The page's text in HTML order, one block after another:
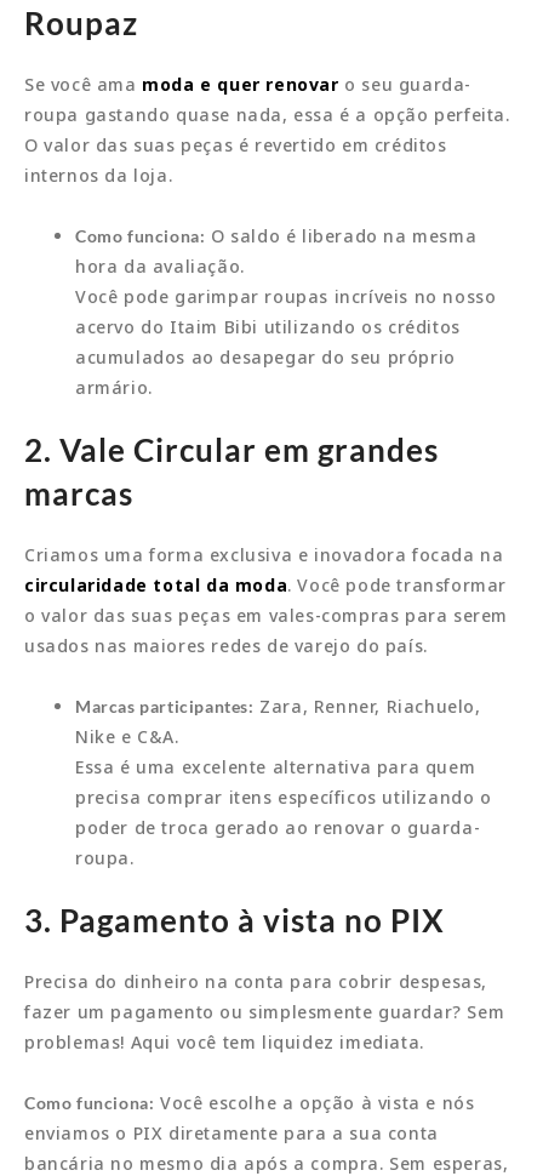
Roupaz
Se você ama moda e quer renovar o seu guarda-
roupa gastando quase nada, essa é a opção perfeita.
O valor das suas peças é revertido em créditos
internos da loja.
Como funciona: O saldo é liberado na mesma
hora da avaliação.
Você pode garimpar roupas incríveis no nosso
acervo do Itaim Bibi utilizando os créditos
acumulados ao desapegar do seu próprio
armário.
2. Vale Circular em grandes
marcas
Criamos uma forma exclusiva e inovadora focada na
circularidade total da moda. Você pode transformar
o valor das suas peças em vales-compras para serem
usados nas maiores redes de varejo do país.
Marcas participantes: Zara, Renner, Riachuelo,
Nike e C&A.
Essa é uma excelente alternativa para quem
precisa comprar itens específicos utilizando o
poder de troca gerado ao renovar o guarda-
roupa.
3. Pagamento à vista no PIX
Precisa do dinheiro na conta para cobrir despesas,
fazer um pagamento ou simplesmente guardar? Sem
problemas! Aqui você tem liquidez imediata.
Como funciona: Você escolhe a opção à vista e nós
enviamos o PIX diretamente para a sua conta
bancária no mesmo dia após a compra. Sem esperas,